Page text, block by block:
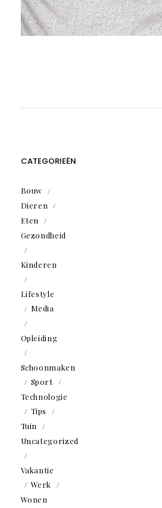
CATEGORIEËN
Bouw
Dieren
Eten
Gezondheid
Kinderen
Lifestyle
Media
Opleiding
Schoonmaken
Sport
Technologie
Tips
Tuin
Uncategorized
Vakantie
Werk
Wonen